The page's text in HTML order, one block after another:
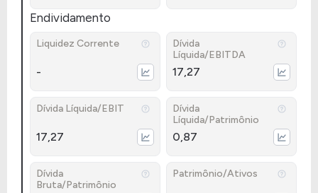
Endividamento
Liquidez Corrente
-
Dívida
Líquida/EBITDA
17,27
Dívida Líquida/EBIT
17,27
Dívida
Líquida/Patrimônio
0,87
Dívida
Bruta/Patrimônio
Patrimônio/Ativos